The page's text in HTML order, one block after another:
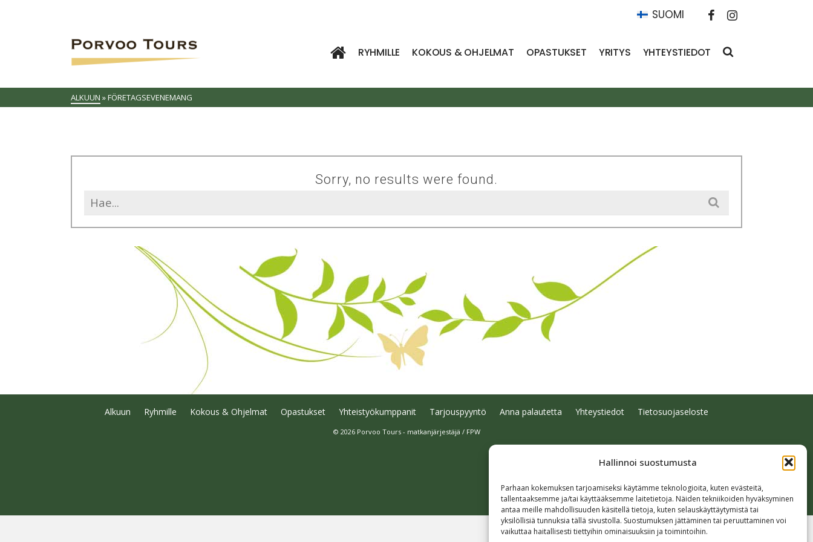
Hallinnoi suostumusta
Parhaan kokemuksen tarjoamiseksi käytämme teknologioita, kuten evästeitä,
tallentaaksemme ja/tai käyttääksemme laitetietoja. Näiden tekniikoiden hyväksyminen
antaa meille mahdollisuuden käsitellä tietoja, kuten selauskäyttäytymistä tai
yksilöllisiä tunnuksia tällä sivustolla. Suostumuksen jättäminen tai peruuttaminen voi
vaikuttaa haitallisesti tiettyihin ominaisuuksiin ja toimintoihin.
SUOMI
RYHMILLE KOKOUS & OHJELMAT OPASTUKSET YRITYS YHTEYSTIEDOT
ALKUUN »FÖRETAGSEVENEMANG
Sorry, no results were found.
Search
for:
Alkuun Ryhmille Kokous & Ohjelmat Opastukset Yhteistyökumppanit Tarjouspyyntö Anna palautetta Yhteystiedot Tietosuojaseloste
© 2026 Porvoo Tours - matkanjärjestäjä / FPW